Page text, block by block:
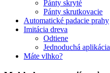
Pánty skryté
Pánty skrutkovacie
Automatické padacie prahy
Imitácia dreva
Odtiene
Jednoduchá aplikácia
Máte vlhko?